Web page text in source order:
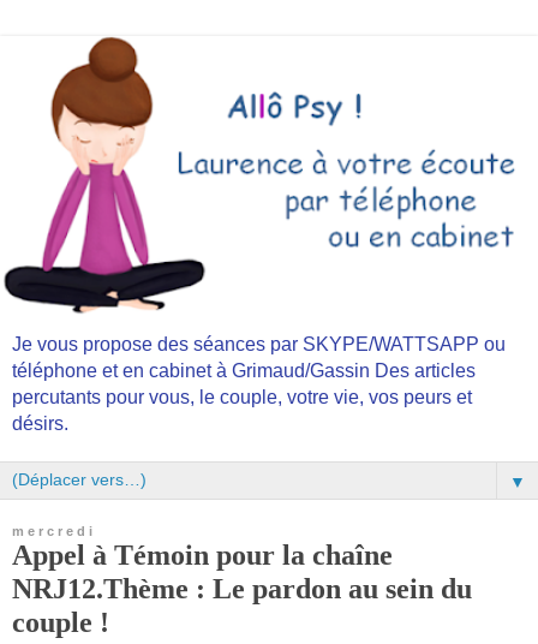
Je vous propose des séances par SKYPE/WATTSAPP ou
téléphone et en cabinet à Grimaud/Gassin Des articles
percutants pour vous, le couple, votre vie, vos peurs et
désirs.
▼
mercredi
Appel à Témoin pour la chaîne
NRJ12.Thème : Le pardon au sein du
couple !